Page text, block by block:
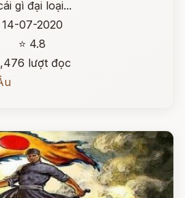
gì đại loại...
14-07-2020
⭐ 4.8
lượt đọc